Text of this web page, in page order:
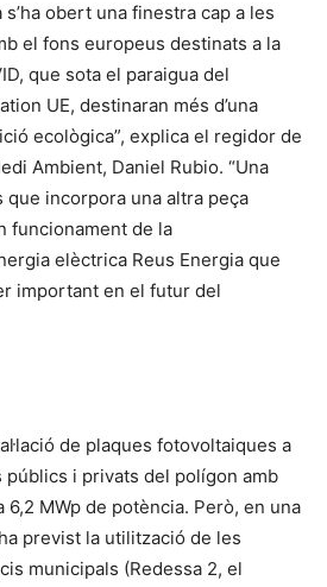
s’ha obert una finestra cap a les
el fons europeus destinats a la
que sota el paraigua del
UE, destinaran més d’una
ecològica”, explica el regidor de
Ambient, Daniel Rubio. “Una
que incorpora una altra peça
funcionament de la
elèctrica Reus Energia que
important en el futur del
de plaques fotovoltaiques a
públics i privats del polígon amb
6,2 MWp de potència. Però, en una
previst la utilització de les
municipals (Redessa 2, el